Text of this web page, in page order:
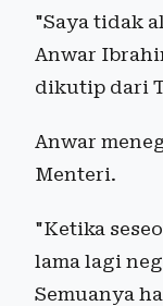
"Saya tidak
Anwar
dikutip dari
Anwar
Menteri.
"Ketika
lama lagi
Semuanya